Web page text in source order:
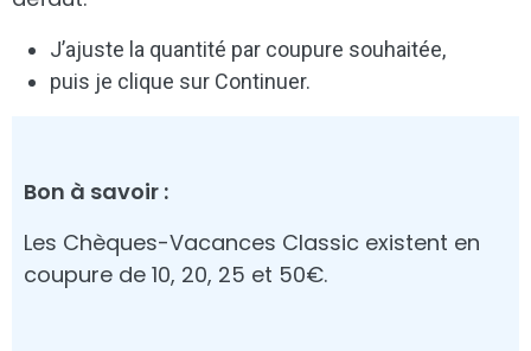
J’ajuste la quantité par coupure souhaitée,
puis je clique sur Continuer.
Bon à savoir :
Les Chèques-Vacances Classic existent en
coupure de 10, 20, 25 et 50€.